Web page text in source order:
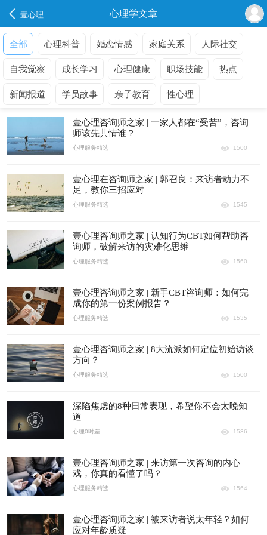
壹心理 心理学文章
全部 心理科普 婚恋情感 家庭关系 人际社交
自我觉察 成长学习 心理健康 职场技能 热点
新闻报道 学员故事 亲子教育 性心理
壹心理咨询师之家 | 一家人都在“受苦”，咨询
师该先共情谁？
心理服务精选 1500
壹心理在咨询师之家 | 郭召良：来访者动力不
足，教你三招应对
心理服务精选 1545
壹心理咨询师之家 | 认知行为CBT如何帮助咨
询师，破解来访的灾难化思维
心理服务精选 1560
壹心理咨询师之家 | 新手CBT咨询师：如何完
成你的第一份案例报告？
心理服务精选 1535
壹心理咨询师之家 | 8大流派如何定位初始访谈
方向？
心理服务精选 1500
深陷焦虑的8种日常表现，希望你不会太晚知
道
心理0时差 1536
壹心理咨询师之家 | 来访第一次咨询的内心
戏，你真的看懂了吗？
心理服务精选 1564
壹心理咨询师之家 | 被来访者说太年轻？如何
应对年龄质疑